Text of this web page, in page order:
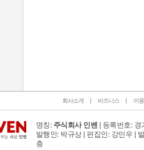
회사소개 비즈니스 이
명칭: 주식회사 인벤 | 등록번호: 경
발행인: 박규상 | 편집인: 강민우 |
층